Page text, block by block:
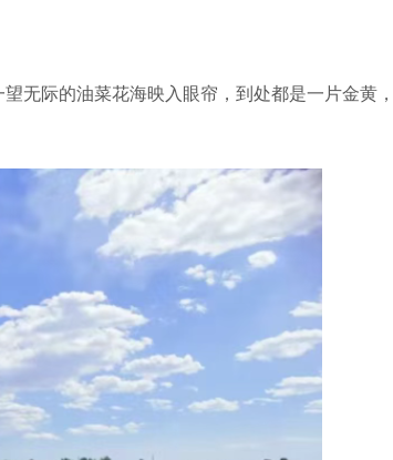
际的油菜花海映入眼帘，到处都是一片金黄